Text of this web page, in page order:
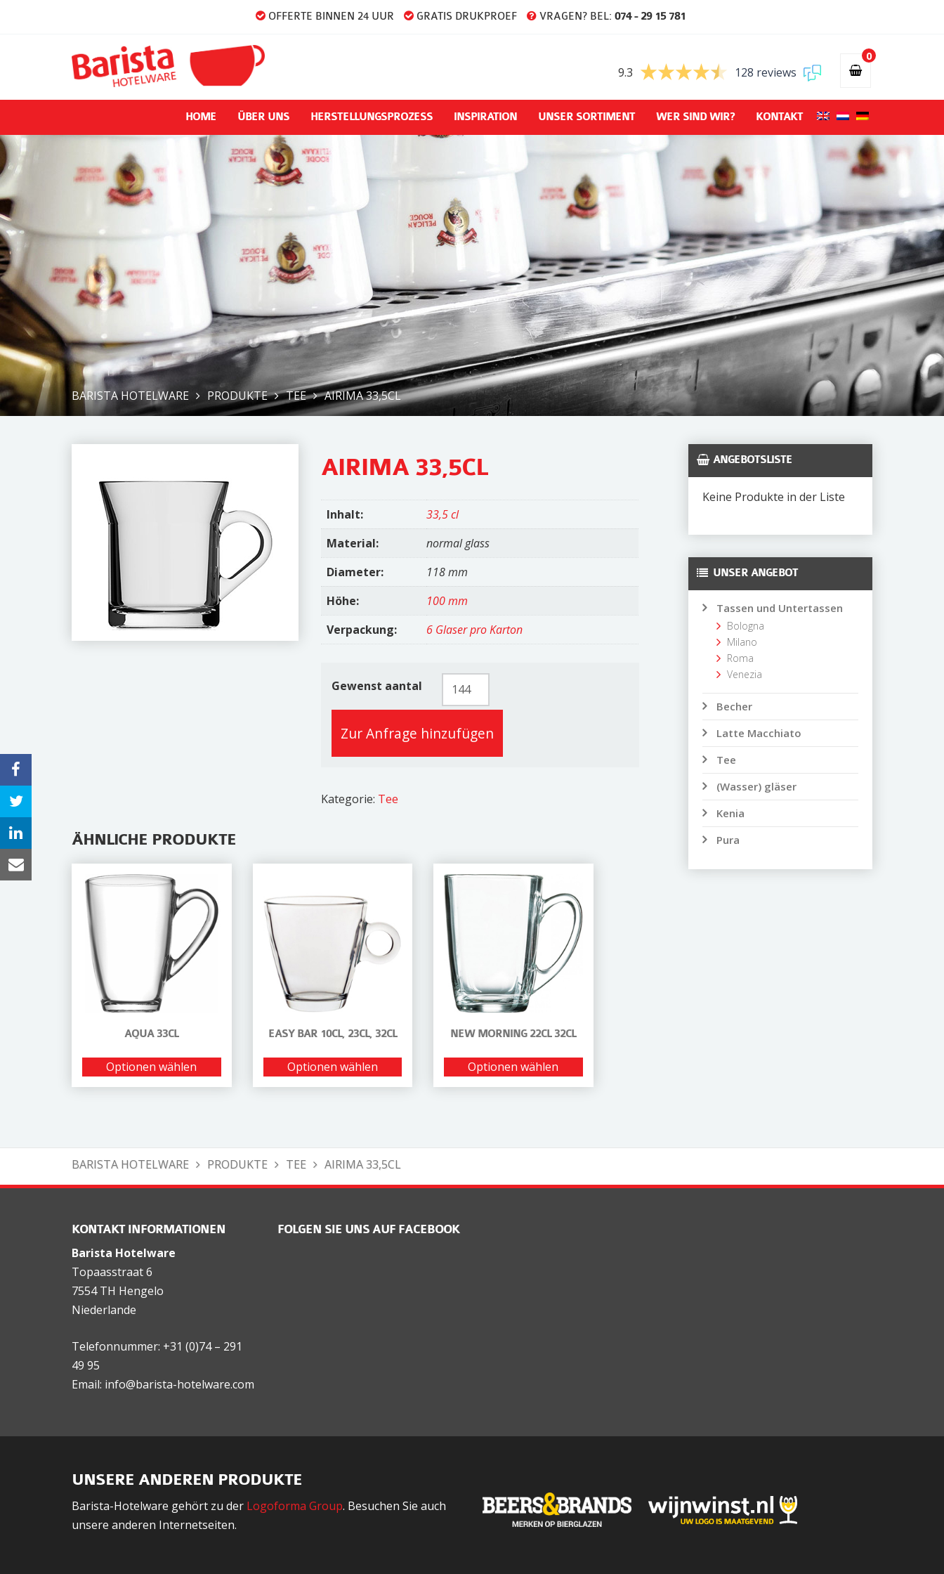
OFFERTE BINNEN 24 UUR GRATIS DRUKPROEF VRAGEN? BEL: 074 - 29 15 781
9.3 128 reviews
0
HOME ÜBER UNS HERSTELLUNGSPROZESS INSPIRATION UNSER SORTIMENT WER SIND WIR? KONTAKT
BARISTA HOTELWARE PRODUKTE TEE AIRIMA 33,5CL
AIRIMA 33,5CL
Inhalt:
33,5 cl
Material:
normal glass
Diameter:
118 mm
Höhe:
100 mm
Verpackung:
6 Glaser pro Karton
Gewenst aantal
Airima
Zur Anfrage hinzufügen
Kategorie: Tee
ÄHNLICHE PRODUKTE
AQUA 33CL
Optionen wählen
EASY BAR 10CL, 23CL, 32CL
Optionen wählen
NEW MORNING 22CL 32CL
Optionen wählen
ANGEBOTSLISTE
Keine Produkte in der Liste
UNSER ANGEBOT
Tassen und Untertassen
Bologna
Milano
Roma
Venezia
Becher
Latte Macchiato
Tee
(Wasser) gläser
Kenia
Pura
BARISTA HOTELWARE PRODUKTE TEE AIRIMA 33,5CL
KONTAKT INFORMATIONEN
Barista Hotelware
Topaasstraat 6
7554 TH Hengelo
Niederlande
Telefonnummer: +31 (0)74 – 291
49 95
Email: info@barista-hotelware.com
FOLGEN SIE UNS AUF FACEBOOK
UNSERE ANDEREN PRODUKTE
Barista-Hotelware gehört zu der Logoforma Group. Besuchen Sie auch
unsere anderen Internetseiten.